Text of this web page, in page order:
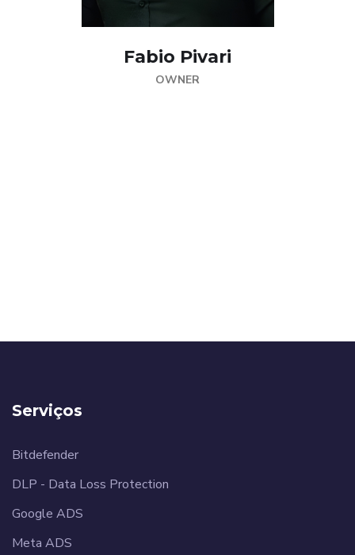
Fabio Pivari
OWNER
Serviços
Bitdefender
DLP - Data Loss Protection
Google ADS
Meta ADS